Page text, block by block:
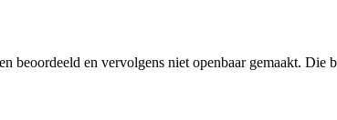
beoordeeld en vervolgens niet openbaar gemaakt.